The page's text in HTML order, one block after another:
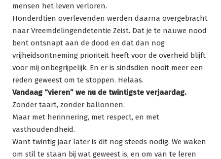
mensen het leven verloren.
Honderdtien overlevenden werden daarna overgebracht
naar Vreemdelingendetentie Zeist. Dat je te nauwe nood
bent ontsnapt aan de dood en dat dan nog
vrijheidsontneming prioriteit heeft voor de overheid blijft
voor mij onbegrijpelijk. En er is sindsdien nooit meer een
reden geweest om te stoppen. Helaas.
Vandaag “vieren” we nu de twintigste verjaardag.
Zonder taart, zonder ballonnen.
Maar met herinnering, met respect, en met
vasthoudendheid.
Want twintig jaar later is dit nog steeds nodig. We waken
om stil te staan bij wat geweest is, en om van te leren